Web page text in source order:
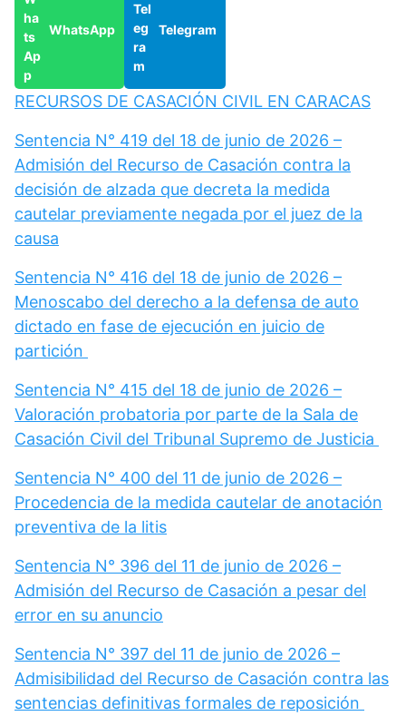
WhatsApp Telegram
RECURSOS DE CASACIÓN CIVIL EN CARACAS
Sentencia N° 419 del 18 de junio de 2026 –
Admisión del Recurso de Casación contra la
decisión de alzada que decreta la medida
cautelar previamente negada por el juez de la
causa
Sentencia N° 416 del 18 de junio de 2026 –
Menoscabo del derecho a la defensa de auto
dictado en fase de ejecución en juicio de
partición
Sentencia N° 415 del 18 de junio de 2026 –
Valoración probatoria por parte de la Sala de
Casación Civil del Tribunal Supremo de Justicia
Sentencia N° 400 del 11 de junio de 2026 –
Procedencia de la medida cautelar de anotación
preventiva de la litis
Sentencia N° 396 del 11 de junio de 2026 –
Admisión del Recurso de Casación a pesar del
error en su anuncio
Sentencia N° 397 del 11 de junio de 2026 –
Admisibilidad del Recurso de Casación contra las
sentencias definitivas formales de reposición